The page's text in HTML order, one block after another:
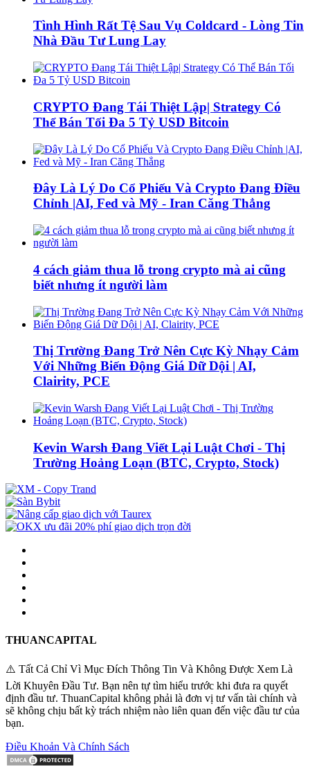
Tình Hình Rất Tệ Sau Vụ Coldcard - Lòng Tin
Nhà Đầu Tư Lung Lay
CRYPTO Đang Tái Thiệt Lập| Strategy Có
Thể Bán Tối Đa 5 Tỷ USD Bitcoin
Đây Là Lý Do Cổ Phiếu Và Crypto Đang Điều
Chỉnh |AI, Fed và Mỹ - Iran Căng Thẳng
4 cách giảm thua lỗ trong crypto mà ai cũng
biết nhưng ít người làm
Thị Trường Đang Trở Nên Cực Kỳ Nhạy Cảm
Với Những Biến Động Giá Dữ Dội | AI,
Clairity, PCE
Kevin Warsh Đang Viết Lại Luật Chơi - Thị
Trường Hoảng Loạn (BTC, Crypto, Stock)
THUANCAPITAL
⚠️ Tất Cả Chỉ Vì Mục Đích Thông Tin Và Không Được Xem Là
Lời Khuyên Đầu Tư. Bạn nên tự tìm hiểu trước khi đưa ra quyết
định đầu tư. ThuanCapital không phải là đơn vị tư vấn tài chính và
sẽ không chịu bất kỳ trách nhiệm nào liên quan đến việc đầu tư của
bạn.
Điều Khoản Và Chính Sách